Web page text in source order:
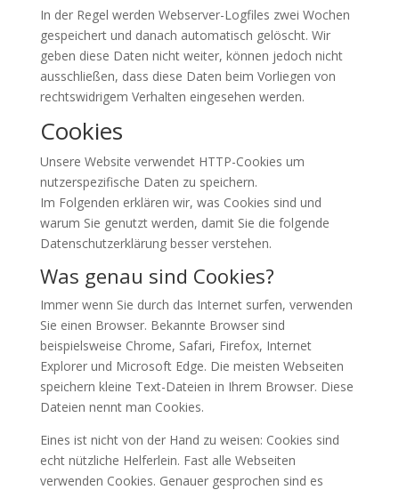
In der Regel werden Webserver-Logfiles zwei Wochen
gespeichert und danach automatisch gelöscht. Wir
geben diese Daten nicht weiter, können jedoch nicht
ausschließen, dass diese Daten beim Vorliegen von
rechtswidrigem Verhalten eingesehen werden.
Cookies
Unsere Website verwendet HTTP-Cookies um
nutzerspezifische Daten zu speichern.
Im Folgenden erklären wir, was Cookies sind und
warum Sie genutzt werden, damit Sie die folgende
Datenschutzerklärung besser verstehen.
Was genau sind Cookies?
Immer wenn Sie durch das Internet surfen, verwenden
Sie einen Browser. Bekannte Browser sind
beispielsweise Chrome, Safari, Firefox, Internet
Explorer und Microsoft Edge. Die meisten Webseiten
speichern kleine Text-Dateien in Ihrem Browser. Diese
Dateien nennt man Cookies.
Eines ist nicht von der Hand zu weisen: Cookies sind
echt nützliche Helferlein. Fast alle Webseiten
verwenden Cookies. Genauer gesprochen sind es